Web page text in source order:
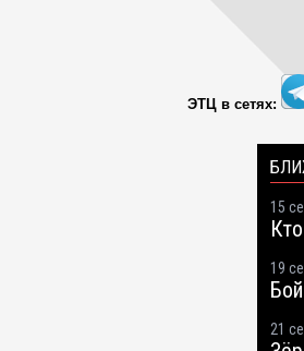
ЭТЦ в сетях: